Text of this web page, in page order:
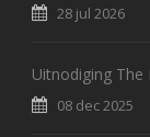
28 jul 2026
Uitnodiging
08 dec 2025